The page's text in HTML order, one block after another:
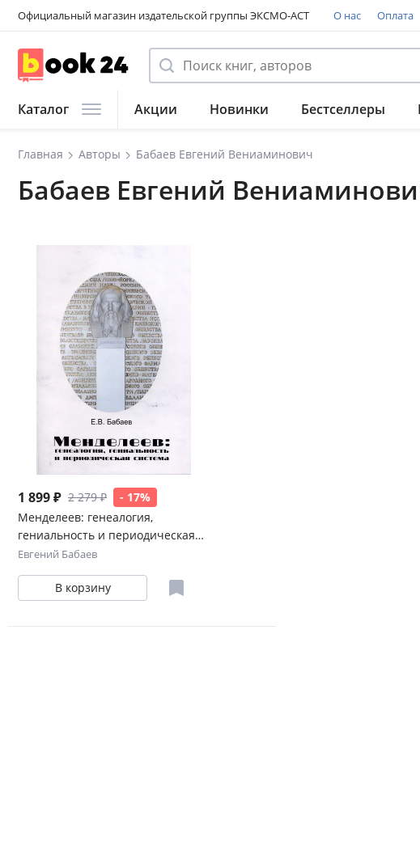
Официальный магазин издательской группы ЭКСМО-АСТ О нас Оплата
Каталог Акции Новинки Бестселлеры
Главная Авторы Бабаев Евгений Вениаминович
Бабаев Евгений
1 899 ₽ 2 279 ₽
- 17%
Менделеев: генеалогия,
гениальность и периодическая
система
Евгений Бабаев
В корзину